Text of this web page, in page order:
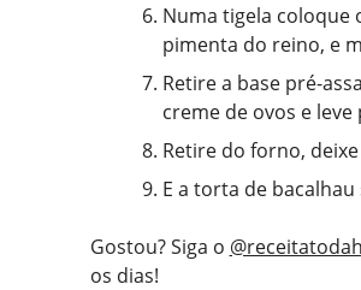
Numa tigela coloque
pimenta do reino, e
Retire a base pré-
creme de ovos e
Retire do forno,
E a torta de
Gostou? Siga o
os dias!